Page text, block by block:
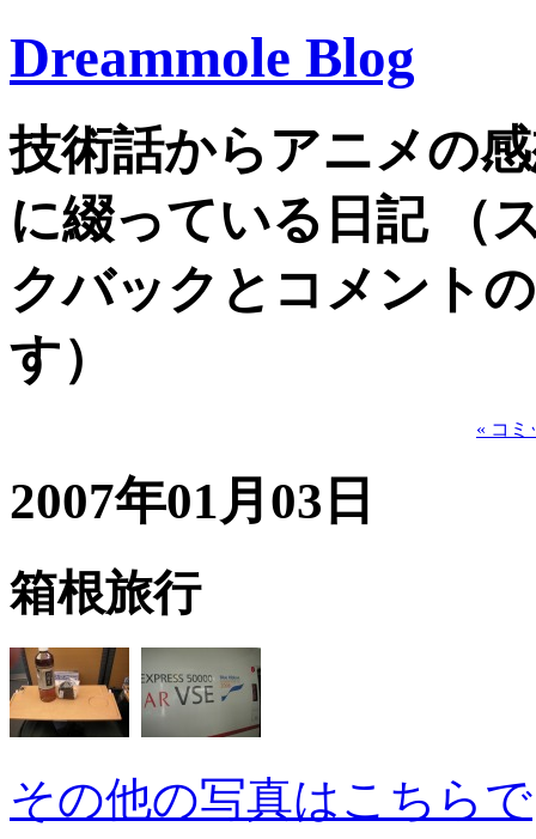
Dreammole Blog
技術話からアニメの
に綴っている日記 （
クバックとコメント
す）
« コミ
2007年01月03日
箱根旅行
その他の写真はこちらで